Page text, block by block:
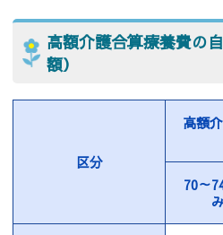
高額介護合算療養費の
額）
区分
高額
70～